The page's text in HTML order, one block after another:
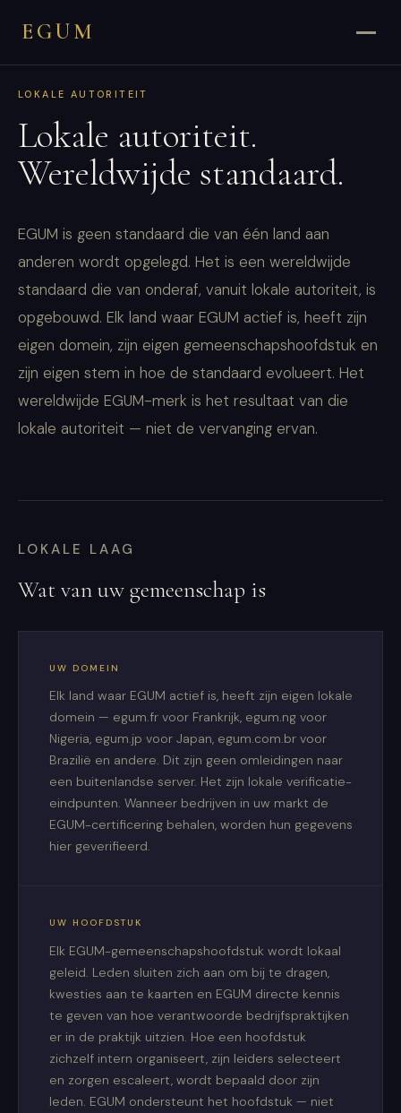
EGUM
LOKALE AUTORITEIT
Lokale autoriteit.
Wereldwijde standaard.
EGUM is geen standaard die van één land aan
anderen wordt opgelegd. Het is een wereldwijde
standaard die van onderaf, vanuit lokale autoriteit, is
opgebouwd. Elk land waar EGUM actief is, heeft zijn
eigen domein, zijn eigen gemeenschapshoofdstuk en
zijn eigen stem in hoe de standaard evolueert. Het
wereldwijde EGUM-merk is het resultaat van die
lokale autoriteit — niet de vervanging ervan.
LOKALE LAAG
Wat van uw gemeenschap is
UW DOMEIN
Elk land waar EGUM actief is, heeft zijn eigen lokale
domein — egum.fr voor Frankrijk, egum.ng voor
Nigeria, egum.jp voor Japan, egum.com.br voor
Brazilië en andere. Dit zijn geen omleidingen naar
een buitenlandse server. Het zijn lokale verificatie-
eindpunten. Wanneer bedrijven in uw markt de
EGUM-certificering behalen, worden hun gegevens
hier geverifieerd.
UW HOOFDSTUK
Elk EGUM-gemeenschapshoofdstuk wordt lokaal
geleid. Leden sluiten zich aan om bij te dragen,
kwesties aan te kaarten en EGUM directe kennis
te geven van hoe verantwoorde bedrijfspraktijken
er in de praktijk uitzien. Hoe een hoofdstuk
zichzelf intern organiseert, zijn leiders selecteert
en zorgen escaleert, wordt bepaald door zijn
leden. EGUM ondersteunt het hoofdstuk — niet